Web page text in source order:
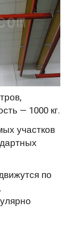
— 1000 кг.
участков
по